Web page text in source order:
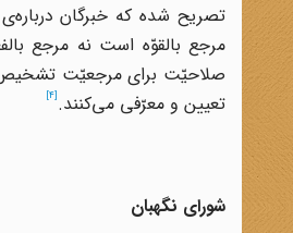
تصریح شده که خبرگان
مرجع بالقوّه است نه مرجع
صلاحیّت برای مرجعیّت تشخیص
تعیین و معرّفی می‌کنند.[4]
شورای نگهبان